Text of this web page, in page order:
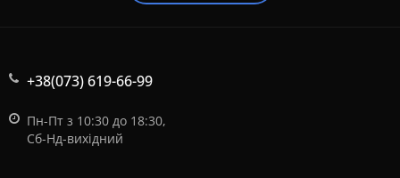
+38(073) 619-66-99
Пн-Пт з 10:30 до 18:30,
Сб-Нд-вихідний